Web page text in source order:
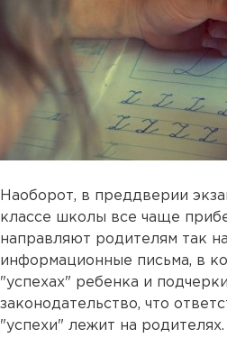
Наоборот, в преддверии
классе школы все чаще
направляют родителям так
информационные письма, в
"успехах" ребенка и
законодательство, что
"успехи" лежит на